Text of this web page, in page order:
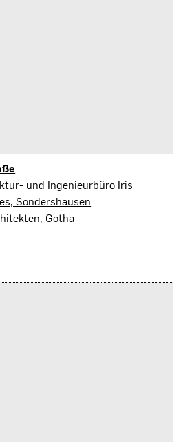
und Ingenieurbüro Iris
Sondershausen
Gotha